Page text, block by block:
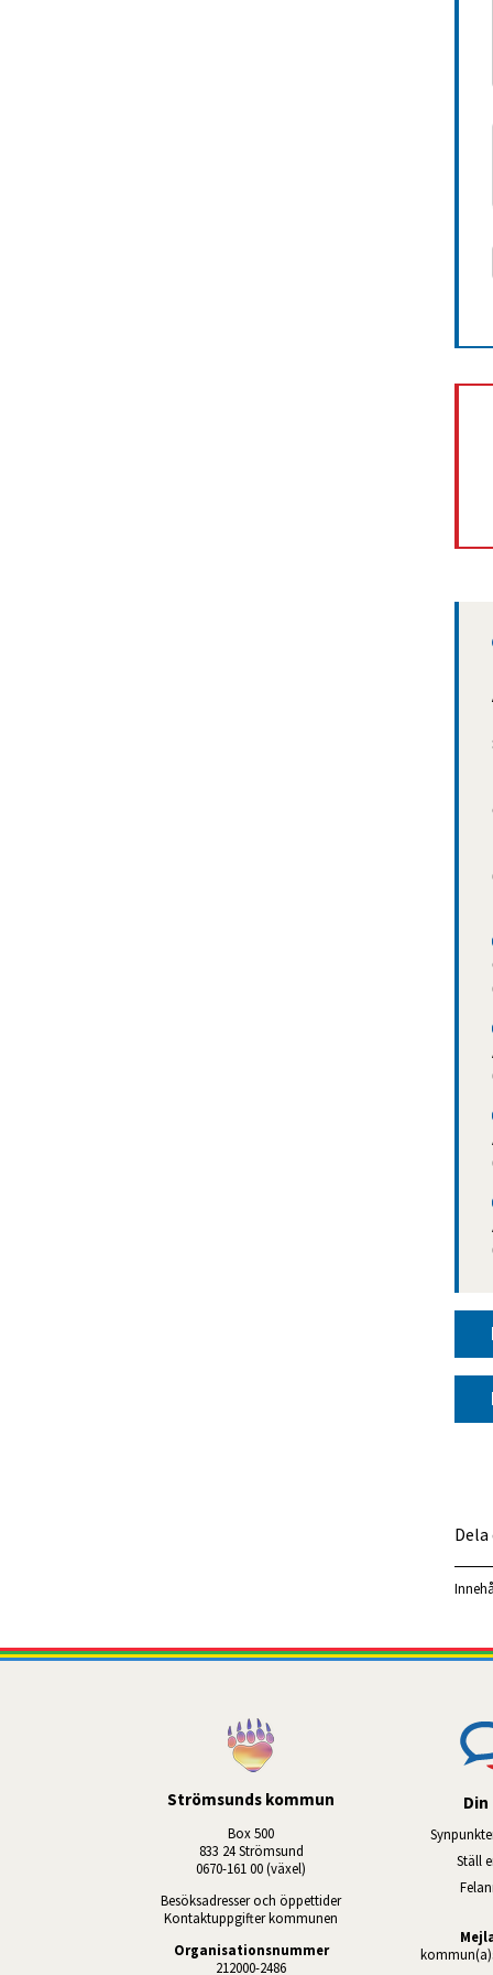
Strömsunds kommun
Box 500
833 24 Strömsund
0670-161 00 (växel)
Besöksadresser och öppettider
Kontaktuppgifter kommunen
Organisationsnummer
212000-2486
Din
Ställ